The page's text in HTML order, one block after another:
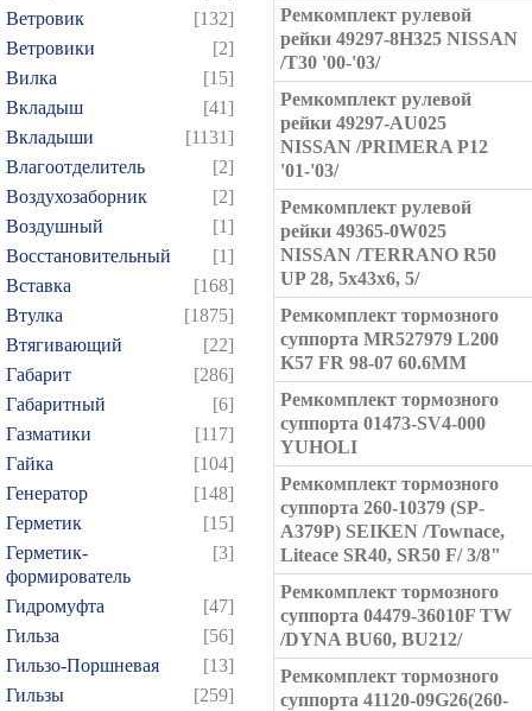
Ветровик
[132]
Ветровики
[2]
Вилка
[15]
Вкладыш
[41]
Вкладыши
[1131]
Влагоотделитель
[2]
Воздухозаборник
[2]
Воздушный
[1]
Восстановительный
[1]
Вставка
[168]
Втулка
[1875]
Втягивающий
[22]
Габарит
[286]
Габаритный
[6]
Газматики
[117]
Гайка
[104]
Генератор
[148]
Герметик
[15]
Герметик-
формирователь
[3]
Гидромуфта
[47]
Гильза
[56]
Гильзо-Поршневая
[13]
Гильзы
[259]
Ремкомплект рулевой
рейки 49297-8H325 NISSAN
/T30 '00-'03/
Ремкомплект рулевой
рейки 49297-AU025
NISSAN /PRIMERA P12
'01-'03/
Ремкомплект рулевой
рейки 49365-0W025
NISSAN /TERRANO R50
UP 28, 5x43x6, 5/
Ремкомплект тормозного
суппорта MR527979 L200
K57 FR 98-07 60.6MM
Ремкомплект тормозного
суппорта 01473-SV4-000
YUHOLI
Ремкомплект тормозного
суппорта 260-10379 (SP-
A379P) SEIKEN /Townace,
Liteace SR40, SR50 F/ 3/8"
Ремкомплект тормозного
суппорта 04479-36010F TW
/DYNA BU60, BU212/
Ремкомплект тормозного
суппорта 41120-09G26(260-